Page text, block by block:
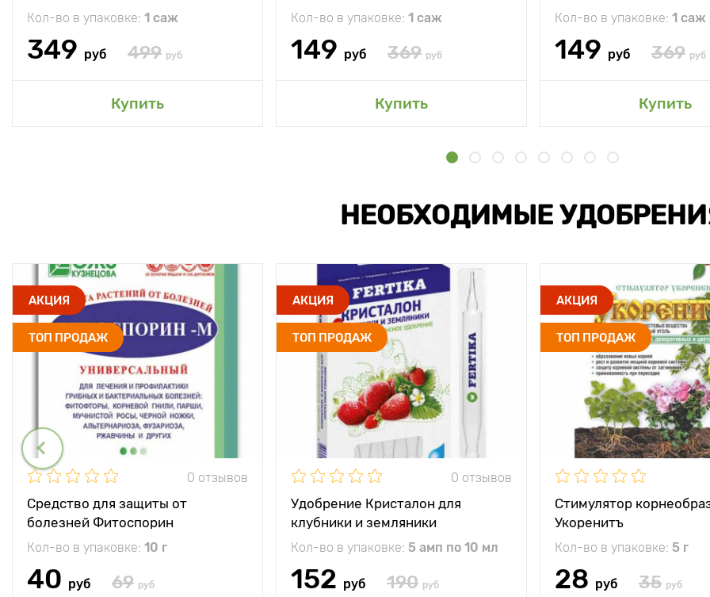
Кол-во в упаковке: 1 саж
349 руб 499 руб
Купить
Кол-во в упаковке: 1 саж
149 руб 369 руб
Купить
Кол-во в упаковке: 1 саж
149 руб 369 руб
Купить
НЕОБХОДИМЫЕ
АКЦИЯ
ТОП ПРОДАЖ
0 отзывов
Средство для защиты от
болезней Фитоспорин
Кол-во в упаковке: 10 г
40 руб 69 руб
АКЦИЯ
ТОП ПРОДАЖ
0 отзывов
Удобрение Кристалон для
клубники и земляники
Кол-во в упаковке: 5 амп по 10 мл
152 руб 190 руб
АКЦИЯ
ТОП ПРОДАЖ
Стимулятор
Укоренитъ
Кол-во в упаковке: 5 г
28 руб 35 руб